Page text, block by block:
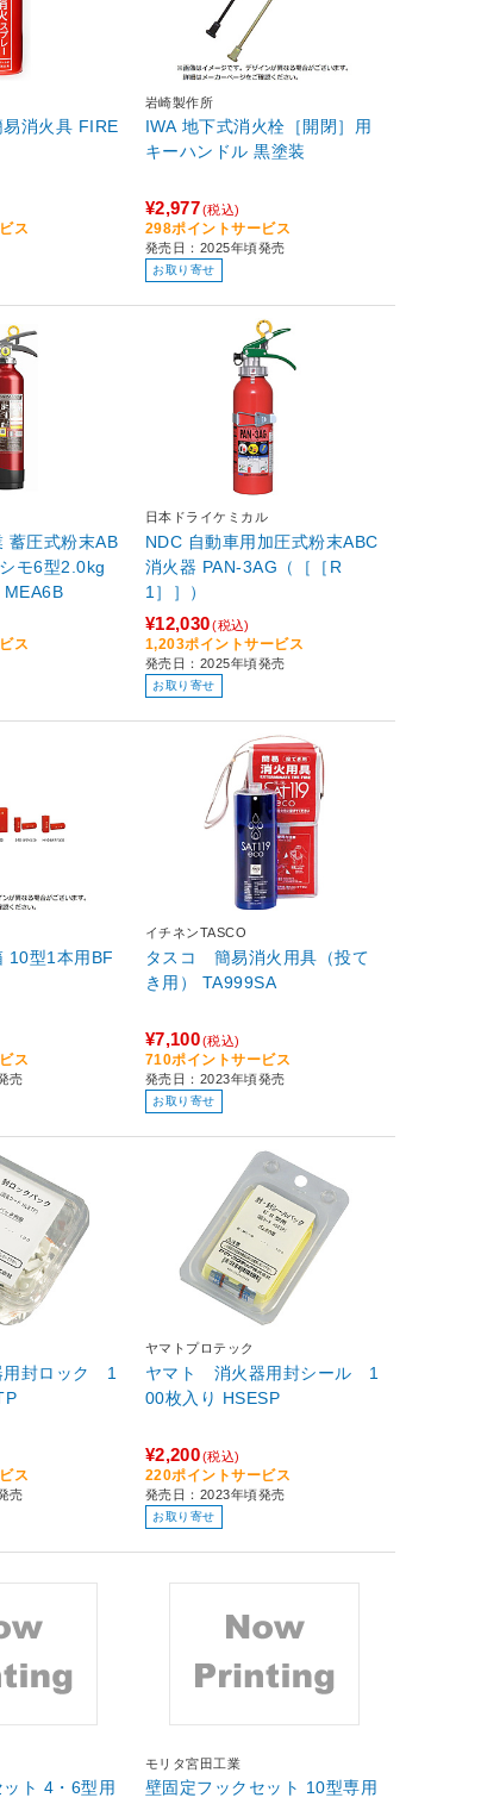
火具 FIRE
ス
岩崎製作所
IWA 地下式消火栓［開閉］用
キーハンドル 黒塗装
¥2,977(税込)
298ポイントサービス
発売日：2025年頃発売
お取り寄せ
蓄圧式粉末AB
モ6型2.0kg
タイプ MEA6B MEA6B
ス
日本ドライケミカル
NDC 自動車用加圧式粉末ABC
消火器 PAN-3AG（［［R
1］］）
¥12,030(税込)
1,203ポイントサービス
発売日：2025年頃発売
お取り寄せ
10型1本用BF
ス
売
イチネンTASCO
タスコ 簡易消火用具（投て
き用） TA999SA
¥7,100(税込)
710ポイントサービス
発売日：2023年頃発売
お取り寄せ
封ロック 1
ス
売
ヤマトプロテック
ヤマト 消火器用封シール 1
00枚入り HSESP
¥2,200(税込)
220ポイントサービス
発売日：2023年頃発売
お取り寄せ
ト 4・6型用
モリタ宮田工業
壁固定フックセット 10型専用